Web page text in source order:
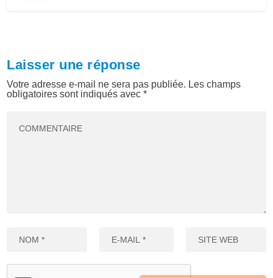
Laisser une réponse
Votre adresse e-mail ne sera pas publiée. Les champs
obligatoires sont indiqués avec*